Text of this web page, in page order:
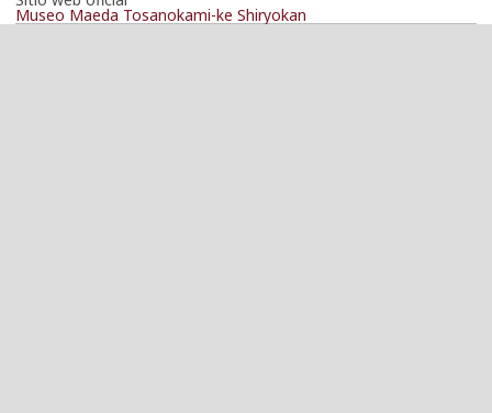
Museo Maeda Tosanokami-ke Shiryokan